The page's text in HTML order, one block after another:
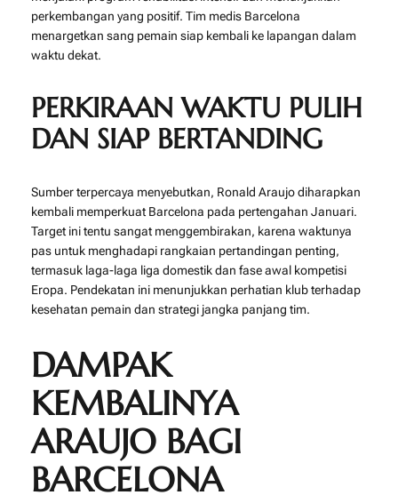
perkembangan yang positif. Tim medis Barcelona
menargetkan sang pemain siap kembali ke lapangan dalam
waktu dekat.
PERKIRAAN WAKTU PULIH
DAN SIAP BERTANDING
Sumber terpercaya menyebutkan, Ronald Araujo diharapkan
kembali memperkuat Barcelona pada pertengahan Januari.
Target ini tentu sangat menggembirakan, karena waktunya
pas untuk menghadapi rangkaian pertandingan penting,
termasuk laga-laga liga domestik dan fase awal kompetisi
Eropa. Pendekatan ini menunjukkan perhatian klub terhadap
kesehatan pemain dan strategi jangka panjang tim.
DAMPAK
KEMBALINYA
ARAUJO BAGI
BARCELONA